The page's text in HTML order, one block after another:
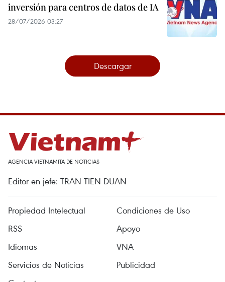
inversión para centros de datos de IA
28/07/2026 03:27
Descargar
AGENCIA VIETNAMITA DE NOTICIAS
Editor en jefe: TRAN TIEN DUAN
Propiedad Intelectual
Condiciones de Uso
RSS
Apoyo
Idiomas
VNA
Servicios de Noticias
Publicidad